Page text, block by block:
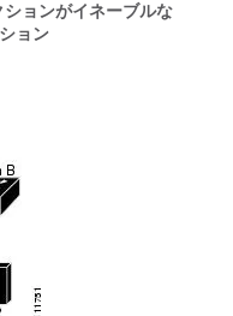
ョンがイネーブルな
ョン